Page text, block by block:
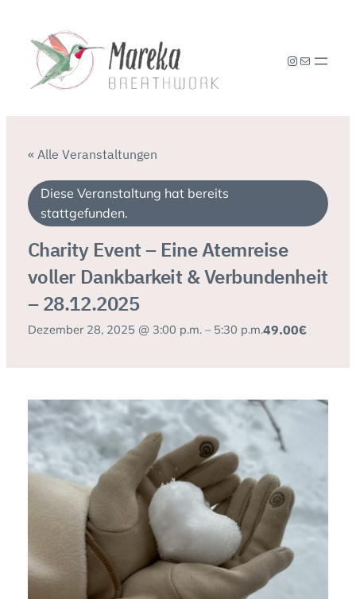
Instagram
E-Mail
« Alle Veranstaltungen
Diese Veranstaltung hat bereits
stattgefunden.
Charity Event – Eine Atemreise
voller Dankbarkeit & Verbundenheit
– 28.12.2025
Dezember 28, 2025 @ 3:00 p.m.– 5:30 p.m.49.00€